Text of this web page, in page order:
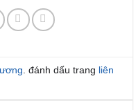
. đánh dấu trang liên